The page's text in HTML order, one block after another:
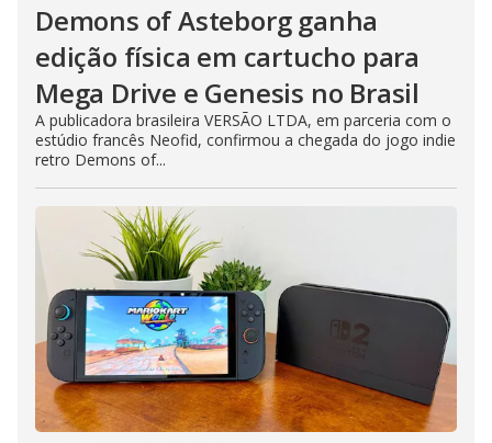
Demons of Asteborg ganha
edição física em cartucho para
Mega Drive e Genesis no Brasil
A publicadora brasileira VERSÃO LTDA, em parceria com o
estúdio francês Neofid, confirmou a chegada do jogo indie
retro Demons of...